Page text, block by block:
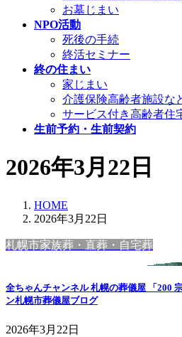
お墓じまい
NPO活動
死後の手続
終活セミナー
終の住まい
家じまい
介護保険高齢者施設な
サービス付き高齢者住
生前予約・生前契約
2026年3月22日
HOME
2026年3月22日
札幌市家族葬・直葬・自宅葬
全ちゃんチャンネル 札幌の葬儀屋 「200
ン札幌市葬儀屋ブログ
2026年3月22日